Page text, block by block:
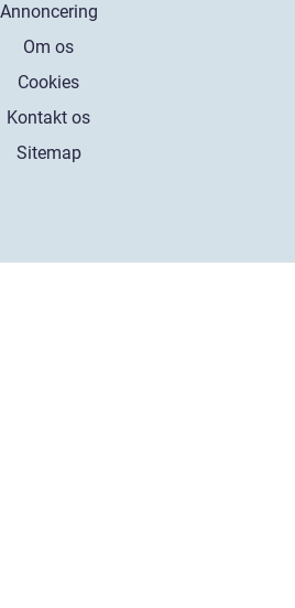
Annoncering
Om os
Cookies
Kontakt os
Sitemap